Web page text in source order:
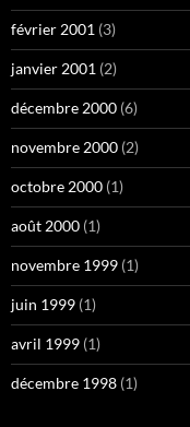
février 2001 (3)
janvier 2001 (2)
décembre 2000 (6)
novembre 2000 (2)
octobre 2000 (1)
août 2000 (1)
novembre 1999 (1)
juin 1999 (1)
avril 1999 (1)
décembre 1998 (1)